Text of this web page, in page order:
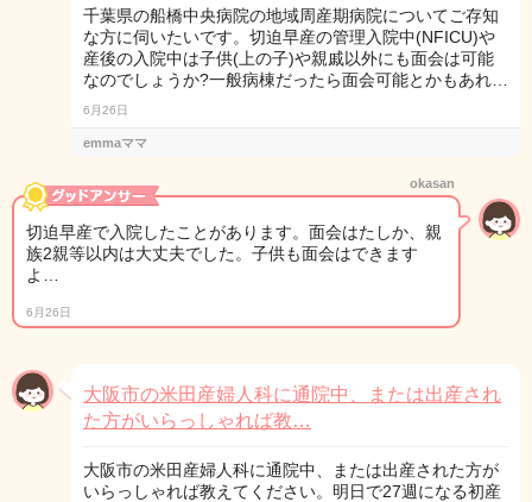
千葉県の船橋中央病院の地域周産期病院についてご存知
な方に伺いたいです。切迫早産の管理入院中(NFICU)や
産後の入院中は子供(上の子)や親戚以外にも面会は可能
なのでしょうか?一般病棟だったら面会可能とかもあれ…
6月26日
emmaママ
okasan
切迫早産で入院したことがあります。面会はたしか、親
族2親等以内は大丈夫でした。子供も面会はできます
よ…
6月26日
大阪市の米田産婦人科に通院中、または出産され
た方がいらっしゃれば教…
大阪市の米田産婦人科に通院中、または出産された方が
いらっしゃれば教えてください。明日で27週になる初産